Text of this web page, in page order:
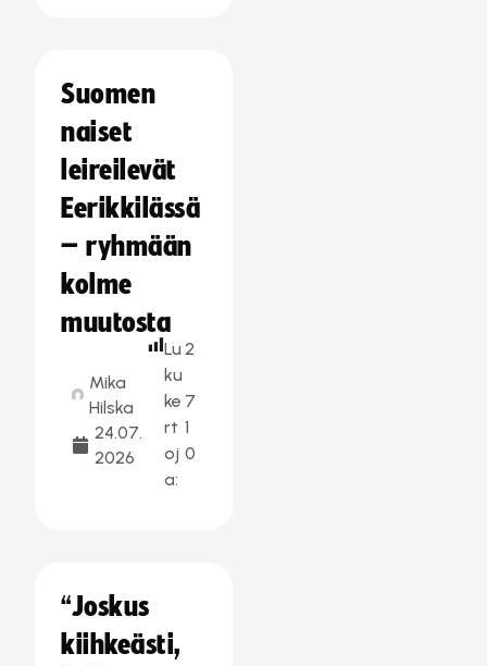
Suomen
naiset
leireilevät
Eerikkilässä
– ryhmään
kolme
muutosta
Mika
Hilska
24.07.
2026
Lu
ku
ke
rt
oj
a:
2
7
1
0
“Joskus
kiihkeästi,